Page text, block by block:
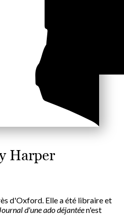
Harper
d'Oxford. Elle a été libraire et
Journal d'une ado déjantéen'est